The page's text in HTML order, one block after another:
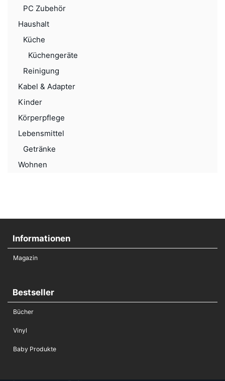
PC Zubehör
Haushalt
Küche
Küchengeräte
Reinigung
Kabel & Adapter
Kinder
Körperpflege
Lebensmittel
Getränke
Wohnen
Informationen
Magazin
Bestseller
Bücher
Vinyl
Baby Produkte